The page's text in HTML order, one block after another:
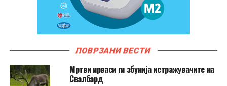
ПОВРЗАНИ ВЕСТИ
Мртви ирваси ги збунија истражувачите на
Свалбард